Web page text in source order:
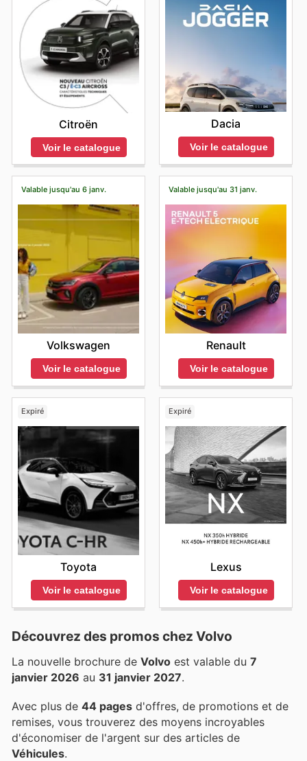
Citroën
Voir le catalogue
Dacia
Voir le catalogue
Valable jusqu'au 6 janv.
Volkswagen
Voir le catalogue
Valable jusqu'au 31 janv.
Renault
Voir le catalogue
Expiré
Toyota
Voir le catalogue
Expiré
Lexus
Voir le catalogue
Découvrez des promos chez Volvo
La nouvelle brochure de Volvo est valable du 7
janvier 2026 au 31 janvier 2027.
Avec plus de 44 pages d'offres, de promotions et de
remises, vous trouverez des moyens incroyables
d'économiser de l'argent sur des articles de
Véhicules.